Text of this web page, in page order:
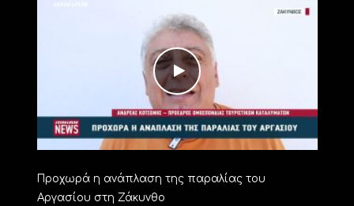
Προχωρά η ανάπλαση της παραλίας του
Αργασίου στη Ζάκυνθο